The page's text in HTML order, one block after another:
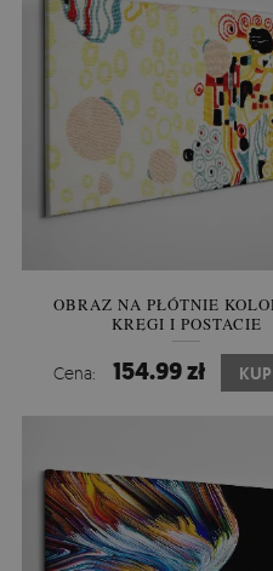
OBRAZ NA PŁÓTNIE
KRĘGI I POSTACIE
Cena: 154.99 zł KUP